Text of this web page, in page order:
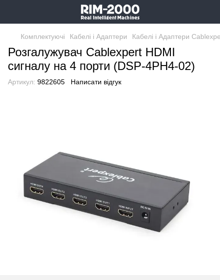
Комплектуючі Кабелі і Адаптери Кабелі і Адаптери
Розгалужувач Cablexpert HDMI
сигналу на 4 порти (DSP-4PH4-02)
Артикул: 9822605 Написати відгук